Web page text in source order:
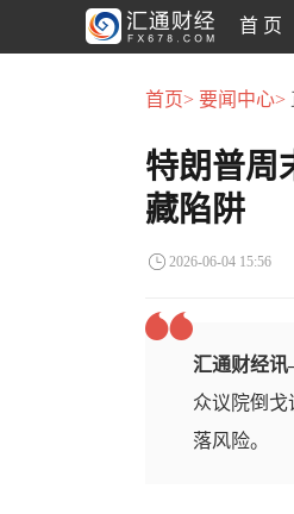
首 页
首页> 要闻中心>
特朗普周
藏陷阱
2026-06-04 15:56
汇通财经
众议院倒戈
落风险。